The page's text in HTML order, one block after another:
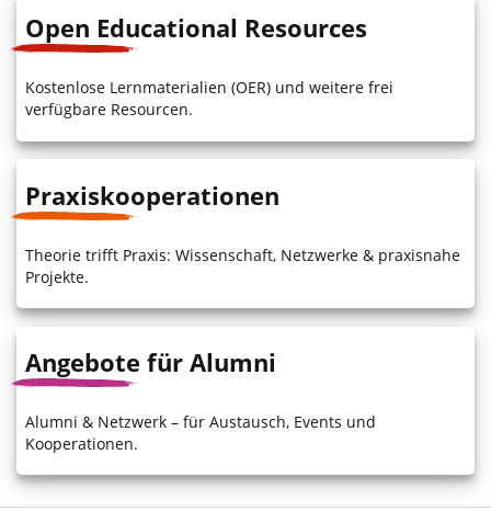
Open Educational Resources
Kostenlose Lernmaterialien (OER) und weitere frei
verfügbare Resourcen.
Praxiskooperationen
Theorie trifft Praxis: Wissenschaft, Netzwerke & praxisnahe
Projekte.
Angebote für Alumni
Alumni & Netzwerk – für Austausch, Events und
Kooperationen.